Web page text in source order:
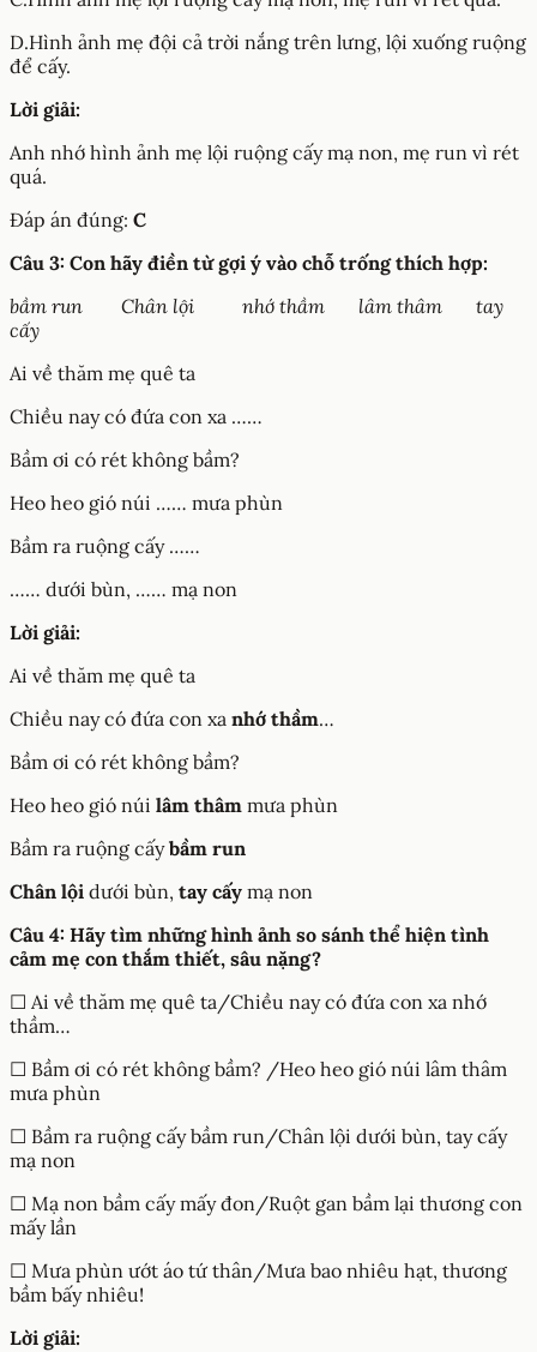
D.Hình ảnh mẹ đội cả trời nắng trên lưng, lội xuống ruộng
để cấy.
Lời giải:
Anh nhớ hình ảnh mẹ lội ruộng cấy mạ non, mẹ run vì rét
quá.
Đáp án đúng: C
Câu 3: Con hãy điền từ gợi ý vào chỗ trống thích hợp:
bầm run Chân lội nhớ thầm lâm thâm tay
cấy
Ai về thăm mẹ quê ta
Chiều nay có đứa con xa ……
Bầm ơi có rét không bầm?
Heo heo gió núi …… mưa phùn
Bầm ra ruộng cấy ……
…… dưới bùn, …… mạ non
Lời giải:
Ai về thăm mẹ quê ta
Chiều nay có đứa con xa nhớ thầm…
Bầm ơi có rét không bầm?
Heo heo gió núi lâm thâm mưa phùn
Bầm ra ruộng cấybầm run
Chân lội dưới bùn, tay cấy mạ non
Câu 4: Hãy tìm những hình ảnh so sánh thể hiện tình
cảm mẹ con thắm thiết, sâu nặng?
☐ Ai về thăm mẹ quê ta/Chiều nay có đứa con xa nhớ
thầm…
☐ Bầm ơi có rét không bầm? /Heo heo gió núi lâm thâm
mưa phùn
☐ Bầm ra ruộng cấy bầm run/Chân lội dưới bùn, tay cấy
mạ non
☐ Mạ non bầm cấy mấy đon/Ruột gan bầm lại thương con
mấy lần
☐ Mưa phùn ướt áo tứ thân/Mưa bao nhiêu hạt, thương
bầm bấy nhiêu!
Lời giải: